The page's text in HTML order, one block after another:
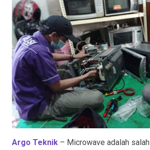
Argo Teknik – Microwave adalah